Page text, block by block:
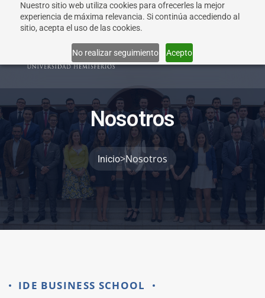
Nuestro sitio web utiliza cookies para ofrecerles la mejor
experiencia de máxima relevancia. Si continúa accediendo al
sitio, acepta el uso de las cookies.
No realizar seguimiento Acepto
Nosotros
Inicio>Nosotros
IDE BUSINESS SCHOOL